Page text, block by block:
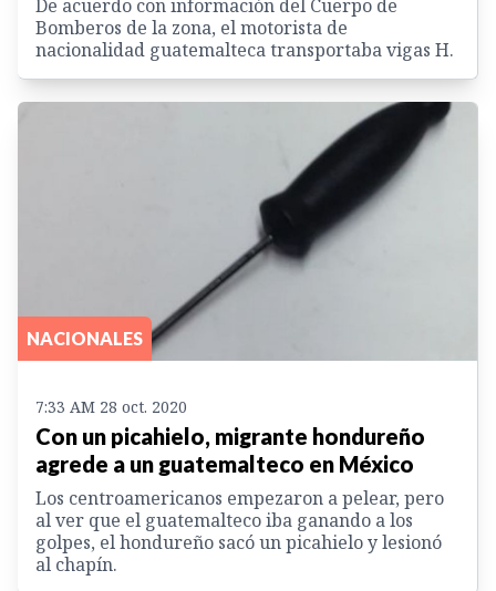
De acuerdo con información del Cuerpo de
Bomberos de la zona, el motorista de
nacionalidad guatemalteca transportaba vigas H.
NACIONALES
7:33 AM 28 oct. 2020
Con un picahielo, migrante hondureño
agrede a un guatemalteco en México
Los centroamericanos empezaron a pelear, pero
al ver que el guatemalteco iba ganando a los
golpes, el hondureño sacó un picahielo y lesionó
al chapín.